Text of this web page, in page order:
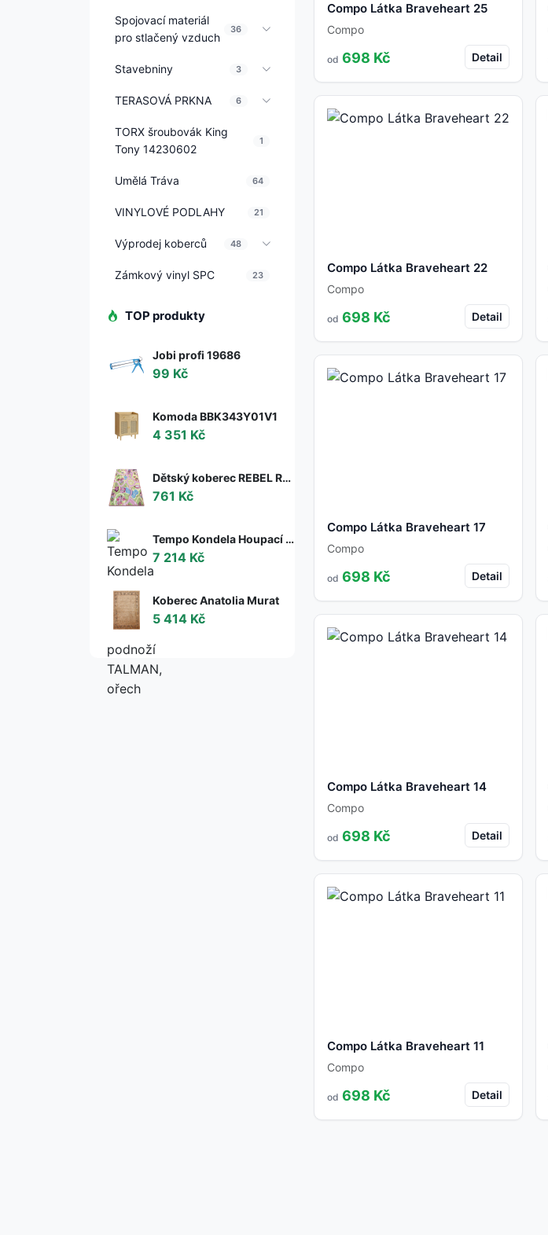
Compo Látka Braveheart 25
Compo
od 698 Kč Detail
Compo Látka Braveheart 22
Compo
od 698 Kč Detail
Compo Látka Braveheart 17
Compo
od 698 Kč Detail
Compo Látka Braveheart 14
Compo
od 698 Kč Detail
Compo Látka Braveheart 11
Compo
od 698 Kč Detail
Spojovací materiál
pro stlačený vzduch
36
Stavebniny 3
TERASOVÁ PRKNA 6
TORX šroubovák King
Tony 14230602
1
Umělá Tráva 64
VINYLOVÉ PODLAHY 21
Výprodej koberců 48
Zámkový vinyl SPC 23
TOP produkty
Jobi profi 19686
99 Kč
Komoda BBK343Y01V1
4 351 Kč
Dětský koberec REBEL ROADS Sweet town 26 Cukrovinky, protiskluzový - růžový / zelený
761 Kč
Tempo Kondela Houpací křeslo s podnoží TALMAN, ořech
7 214 Kč
Koberec Anatolia Murat
5 414 Kč